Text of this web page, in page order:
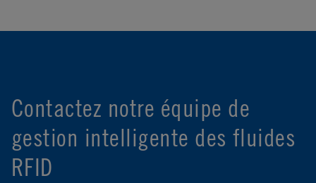
Contactez notre équipe de
gestion intelligente des fluides
RFID